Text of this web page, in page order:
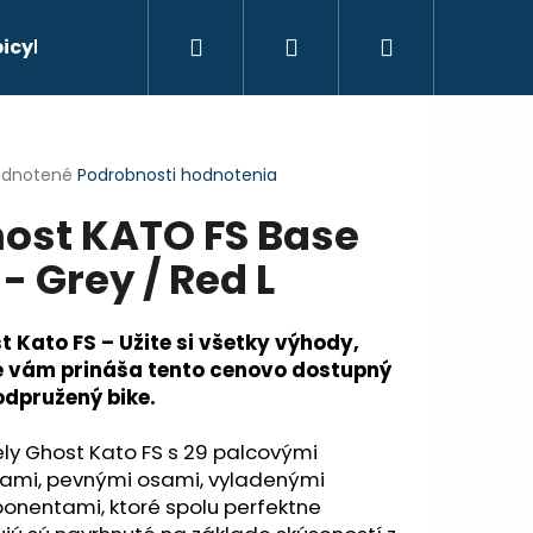
Hľadať Prihlásenie
Podrobnosti hodnotenia
KATO FS Base
Grey / Red L
Kato FS – Užite si všetky výhody,
vám prináša tento cenovo dostupný
bike.
Ghost Kato FS s 29 palcovými
pevnými osami, vyladenými
ktoré spolu perfektne
Nasledujúce